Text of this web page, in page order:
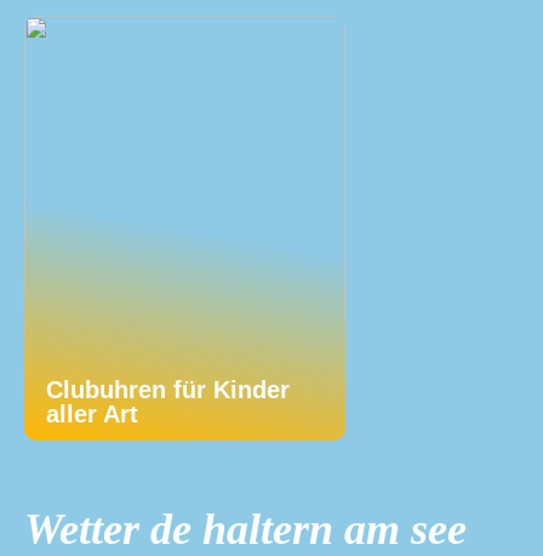
Clubuhren für Kinder
aller Art
Wetter de haltern am see